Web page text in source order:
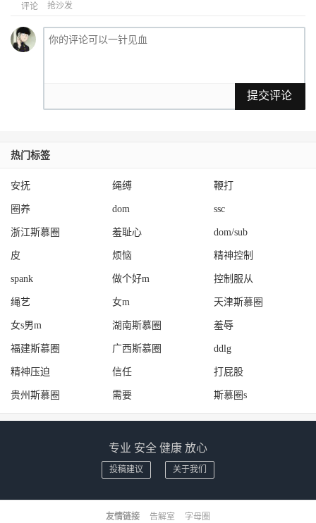
评论 抢沙发
提交评论
热门标签
安抚 绳缚 鞭打
圈养 dom ssc
浙江斯慕圈 羞耻心 dom/sub
皮 烦恼 精神控制
spank 做个好m 控制服从
绳艺 女m 天津斯慕圈
女s男m 湖南斯慕圈 羞辱
福建斯慕圈 广西斯慕圈 ddlg
精神压迫 信任 打屁股
贵州斯慕圈 需要 斯慕圈s
专业 安全 健康 放心
投稿建议 关于我们
友情链接 告解室 字母圈